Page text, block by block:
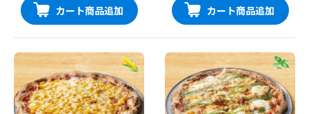
カート商品追加 カート商品追加